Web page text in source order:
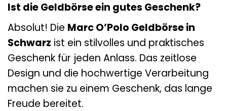
Ist die Geldbörse ein gutes Geschenk?
Absolut! Die Marc O’Polo Geldbörse in
Schwarz ist ein stilvolles und praktisches
Geschenk für jeden Anlass. Das zeitlose
Design und die hochwertige Verarbeitung
machen sie zu einem Geschenk, das lange
Freude bereitet.